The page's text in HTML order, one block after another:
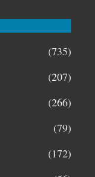
(735)
(207)
(266)
(79)
(172)